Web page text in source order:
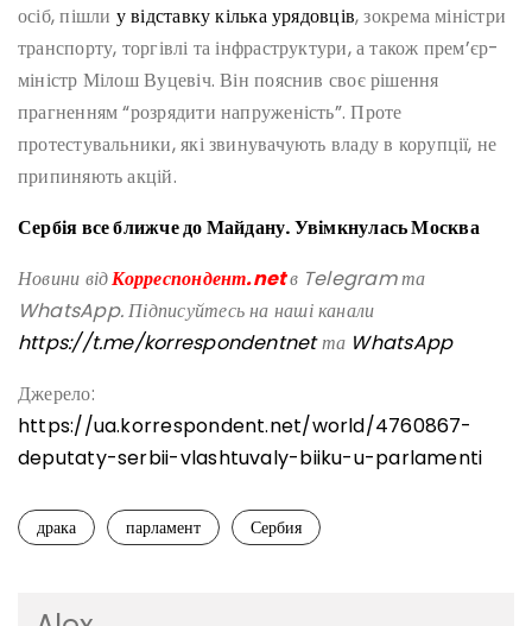
осіб, пішли у відставку кілька урядовців, зокрема міністри
транспорту, торгівлі та інфраструктури, а також прем’єр-
міністр Мілош Вуцевіч. Він пояснив своє рішення
прагненням “розрядити напруженість”. Проте
протестувальники, які звинувачують владу в корупції, не
припиняють акцій.
Сербія все ближче до Майдану. Увімкнулась Москва
Новини відКорреспондент.netв Telegram та
WhatsApp. Підписуйтесь на наші канали
https://t.me/korrespondentnetта WhatsApp
Джерело:
https://ua.korrespondent.net/world/4760867-
deputaty-serbii-vlashtuvaly-biiku-u-parlamenti
драка парламент Сербия